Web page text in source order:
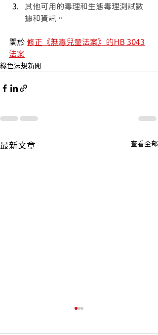
其他可用的毒理和生態毒理測試數
據和資訊。
關於 修正《無毒兒童法案》的HB 3043
法案
綠色法規新聞
最新文章 查看全部